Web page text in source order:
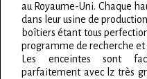
au Royaume-Uni. Chaque
dans leur usine de
boîtiers étant tous
programme de recherche
Les enceintes sont
parfaitement avec lz très